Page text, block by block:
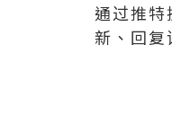
通过推
新、回复